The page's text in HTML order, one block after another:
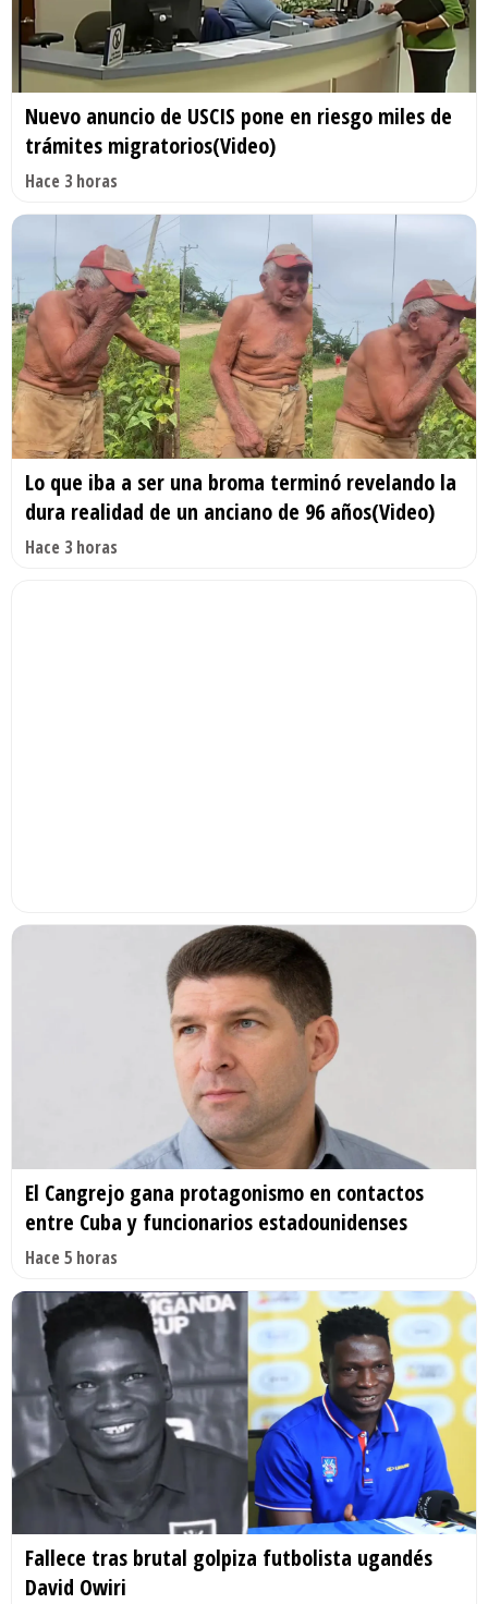
Nuevo anuncio de USCIS pone en riesgo miles de
trámites migratorios(Video)
Hace 3 horas
Lo que iba a ser una broma terminó revelando la
dura realidad de un anciano de 96 años(Video)
Hace 3 horas
El Cangrejo gana protagonismo en contactos
entre Cuba y funcionarios estadounidenses
Hace 5 horas
Fallece tras brutal golpiza futbolista ugandés
David Owiri